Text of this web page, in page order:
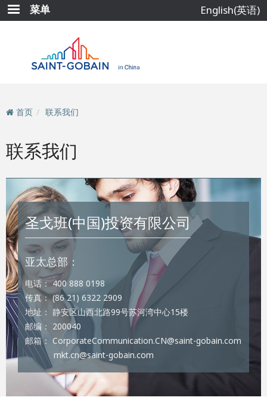
跳
转
菜单 English(英语)
首页 联系我们
联系我们
圣戈班(中国)投资有限公司
亚太总部：
电话： 400 888 0198
传真： (86 21) 6322 2909
地址： 静安区山西北路99号苏河湾中心15楼
邮编： 200040
邮箱： CorporateCommunication.CN@saint-gobain.com
mkt.cn@saint-gobain.com